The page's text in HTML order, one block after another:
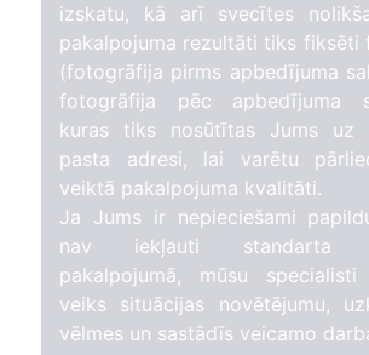
izskatu, kā arī svecītes
pakalpojuma rezultāti tiks fiksēti
(fotogrāfija pirms apbedījuma
fotogrāfija pēc apbedījuma
kuras tiks nosūtītas Jums uz
pasta adresi, lai varētu
veiktā pakalpojuma kvalitāti.
Ja Jums ir nepieciešami
nav iekļauti standarta
pakalpojumā, mūsu specialisti
veiks situācijas novētējumu,
vēlmes un sastādīs veicamo